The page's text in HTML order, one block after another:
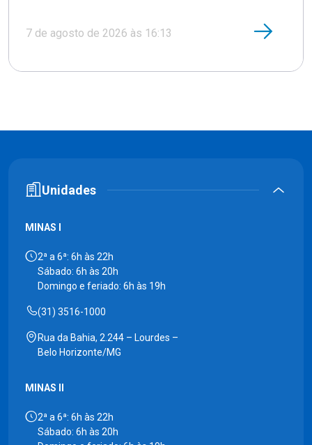
7 de agosto de 2026 às 16:13
Unidades
MINAS I
2ª a 6ª: 6h às 22h
Sábado: 6h às 20h
Domingo e feriado: 6h às 19h
(31) 3516-1000
Rua da Bahia, 2.244 – Lourdes –
Belo Horizonte/MG
MINAS II
2ª a 6ª: 6h às 22h
Sábado: 6h às 20h